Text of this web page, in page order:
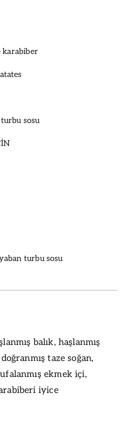
karabiber
turbu sosu
turbu sosu
balık, haşlanmış
taze soğan,
ekmek içi,
iyice